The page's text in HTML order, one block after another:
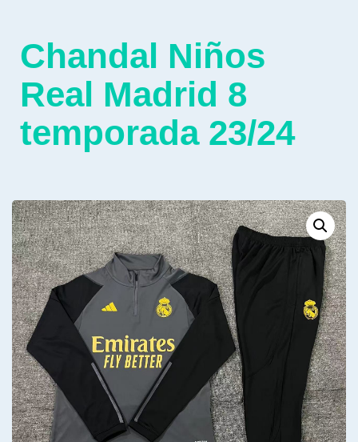
Chandal Niños
Real Madrid 8
temporada 23/24